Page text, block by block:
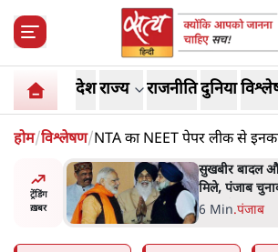
देशराज्य राजनीतिदुनिया
होम/विश्लेषण/NTA का NEET पेपर लीक से
साथ सबसे बड़ा धोखा?
ट्रेंडिंग
ख़बर
'छात्रों
मंज़ूरी
सुखबीर बादल
मिले, पंजाब
अकाली दल
6 Min.पंजाब